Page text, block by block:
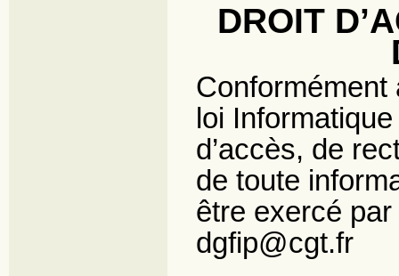
DROIT
Conformément
loi
d’accès, de
de toute
être exercé
dgfip@cgt.fr